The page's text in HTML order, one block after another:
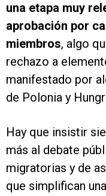
una etapa muy
aprobación por
miembros, algo
rechazo a
manifestado por
de Polonia y
Hay que insistir
más al debate
migratorias y de
que simplifican